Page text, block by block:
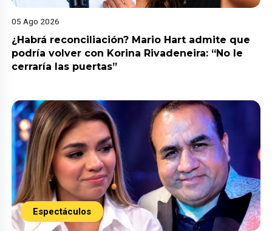
05 Ago 2026
¿Habrá reconciliación? Mario Hart admite que
podría volver con Korina Rivadeneira: “No le
cerraría las puertas”
Espectáculos